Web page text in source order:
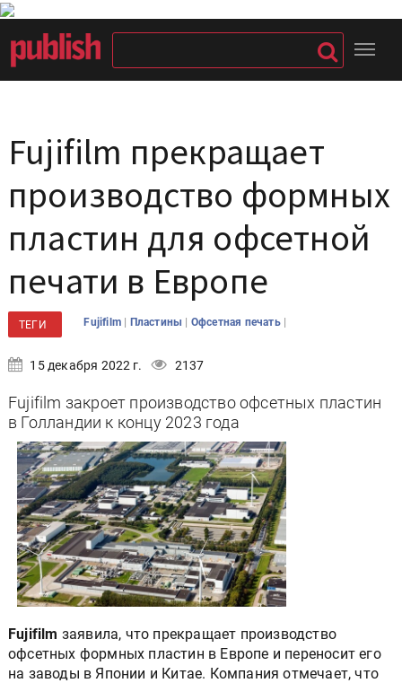
Fujifilm прекращает
производство формных
пластин для офсетной
печати в Европе
ТЕГИ Fujifilm | Пластины | Офсетная печать |
15 декабря 2022 г. 2137
Fujifilm закроет производство офсетных пластин
в Голландии к концу 2023 года
Fujifilm заявила, что прекращает производство
офсетных формных пластин в Европе и переносит его
на заводы в Японии и Китае. Компания отмечает, что